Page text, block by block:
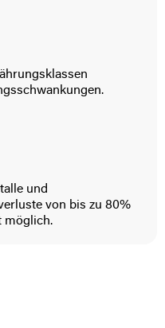
und
von bis zu 80%
möglich.